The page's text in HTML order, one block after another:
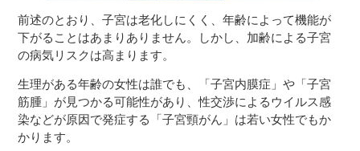
前述のとおり、子宮は老化しにくく、年齢によって機能が
下がることはあまりありません。しかし、加齢による子宮
の病気リスクは高まります。
生理がある年齢の女性は誰でも、「子宮内膜症」や「子宮
筋腫」が見つかる可能性があり、性交渉によるウイルス感
染などが原因で発症する「子宮頸がん」は若い女性でもか
かります。